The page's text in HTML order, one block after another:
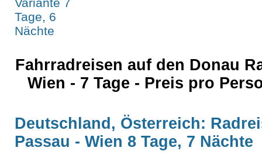
Fahrradreisen auf den Donau
Wien - 7 Tage - Preis pro
Deutschland, Österreich:
Passau - Wien 8 Tage, 7 Nächte